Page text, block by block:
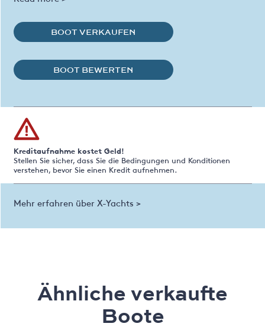
BOOT VERKAUFEN
BOOT BEWERTEN
Kreditaufnahme kostet Geld!
Stellen Sie sicher, dass Sie die Bedingungen und Konditionen
verstehen, bevor Sie einen Kredit aufnehmen.
Mehr erfahren über X-Yachts >
Ähnliche verkaufte
Boote